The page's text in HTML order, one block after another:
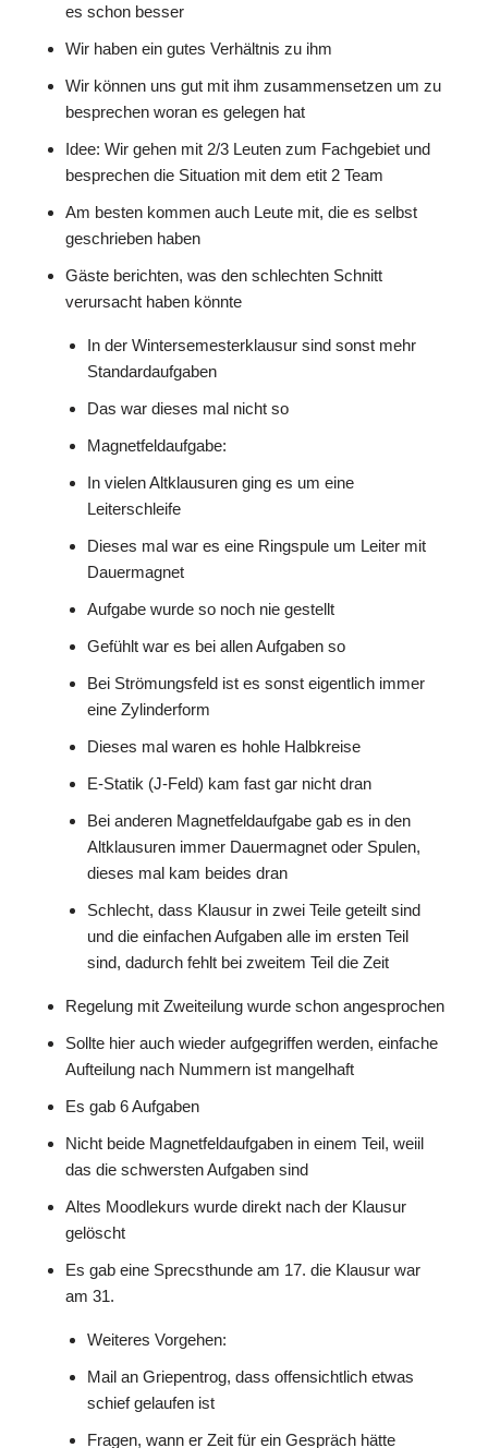
es schon besser
Wir haben ein gutes Verhältnis zu ihm
Wir können uns gut mit ihm zusammensetzen um zu
besprechen woran es gelegen hat
Idee: Wir gehen mit 2/3 Leuten zum Fachgebiet und
besprechen die Situation mit dem etit 2 Team
Am besten kommen auch Leute mit, die es selbst
geschrieben haben
Gäste berichten, was den schlechten Schnitt
verursacht haben könnte
In der Wintersemesterklausur sind sonst mehr
Standardaufgaben
Das war dieses mal nicht so
Magnetfeldaufgabe:
In vielen Altklausuren ging es um eine
Leiterschleife
Dieses mal war es eine Ringspule um Leiter mit
Dauermagnet
Aufgabe wurde so noch nie gestellt
Gefühlt war es bei allen Aufgaben so
Bei Strömungsfeld ist es sonst eigentlich immer
eine Zylinderform
Dieses mal waren es hohle Halbkreise
E-Statik (J-Feld) kam fast gar nicht dran
Bei anderen Magnetfeldaufgabe gab es in den
Altklausuren immer Dauermagnet oder Spulen,
dieses mal kam beides dran
Schlecht, dass Klausur in zwei Teile geteilt sind
und die einfachen Aufgaben alle im ersten Teil
sind, dadurch fehlt bei zweitem Teil die Zeit
Regelung mit Zweiteilung wurde schon angesprochen
Sollte hier auch wieder aufgegriffen werden, einfache
Aufteilung nach Nummern ist mangelhaft
Es gab 6 Aufgaben
Nicht beide Magnetfeldaufgaben in einem Teil, weiil
das die schwersten Aufgaben sind
Altes Moodlekurs wurde direkt nach der Klausur
gelöscht
Es gab eine Sprecsthunde am 17. die Klausur war
am 31.
Weiteres Vorgehen:
Mail an Griepentrog, dass offensichtlich etwas
schief gelaufen ist
Fragen, wann er Zeit für ein Gespräch hätte